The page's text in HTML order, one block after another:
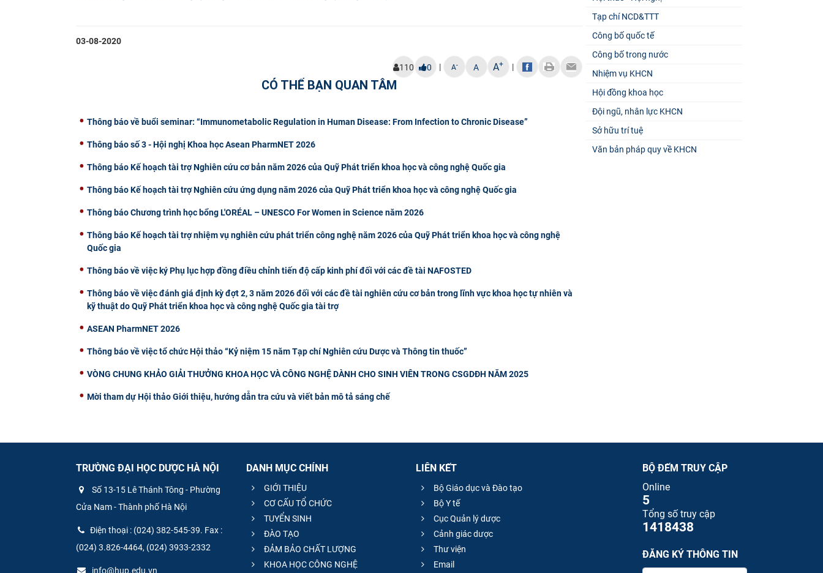
03-08-2020
110 0 | A- A A+ |
CÓ THỂ BẠN QUAN TÂM
Thông báo về buổi seminar: “Immunometabolic Regulation in Human Disease: From Infection to Chronic Disease”
Thông báo số 3 - Hội nghị Khoa học Asean PharmNET 2026
Thông báo Kế hoạch tài trợ Nghiên cứu cơ bản năm 2026 của Quỹ Phát triển khoa học và công nghệ Quốc gia
Thông báo Kế hoạch tài trợ Nghiên cứu ứng dụng năm 2026 của Quỹ Phát triển khoa học và công nghệ Quốc gia
Thông báo Chương trình học bổng L'ORÉAL – UNESCO For Women in Science năm 2026
Thông báo Kế hoạch tài trợ nhiệm vụ nghiên cứu phát triển công nghệ năm 2026 của Quỹ Phát triển khoa học và công nghệ
Quốc gia
Thông báo về việc ký Phụ lục hợp đồng điều chỉnh tiến độ cấp kinh phí đối với các đề tài NAFOSTED
Thông báo về việc đánh giá định kỳ đợt 2, 3 năm 2026 đối với các đề tài nghiên cứu cơ bản trong lĩnh vực khoa học tự nhiên và
kỹ thuật do Quỹ Phát triển khoa học và công nghệ Quốc gia tài trợ
ASEAN PharmNET 2026
Thông báo về việc tổ chức Hội thảo “Kỷ niệm 15 năm Tạp chí Nghiên cứu Dược và Thông tin thuốc”
VÒNG CHUNG KHẢO GIẢI THƯỞNG KHOA HỌC VÀ CÔNG NGHỆ DÀNH CHO SINH VIÊN TRONG CSGDĐH NĂM 2025
Mời tham dự Hội thảo Giới thiệu, hướng dẫn tra cứu và viết bản mô tả sáng chế
Tạp chí NCD&TTT
Công bố quốc tế
Công bố trong nước
Nhiệm vụ KHCN
Hội đồng khoa học
Đội ngũ, nhân lực KHCN
Sở hữu trí tuệ
Văn bản pháp quy về KHCN
TRƯỜNG ĐẠI HỌC DƯỢC HÀ NỘI
Số 13-15 Lê Thánh Tông - Phường
Cửa Nam - Thành phố Hà Nội
Điện thoại : (024) 382-545-39. Fax :
(024) 3.826-4464, (024) 3933-2332
info@hup.edu.vn
DANH MỤC CHÍNH
GIỚI THIỆU
CƠ CẤU TỔ CHỨC
TUYỂN SINH
ĐÀO TẠO
ĐẢM BẢO CHẤT LƯỢNG
KHOA HỌC CÔNG NGHỆ
LIÊN KẾT
Bộ Giáo dục và Đào tạo
Bộ Y tế
Cục Quản lý dược
Cảnh giác dược
Thư viện
Email
BỘ ĐẾM TRUY CẬP
Online
5
Tổng số truy cập
1418438
ĐĂNG KÝ THÔNG TIN